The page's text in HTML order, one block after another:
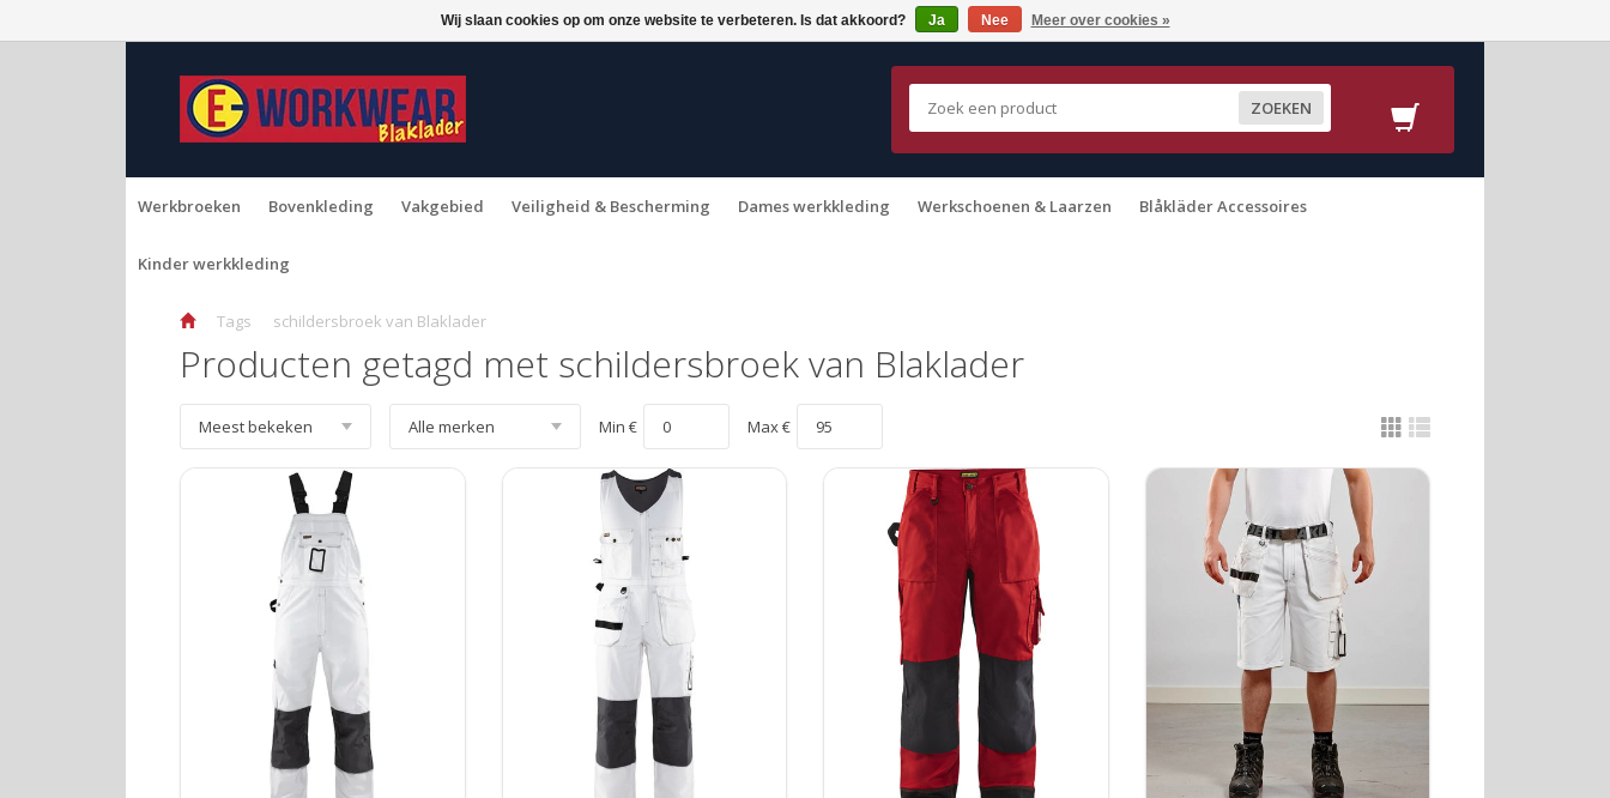
ZOEKEN
Werkbroeken Bovenkleding Vakgebied Veiligheid & Bescherming Dames werkkleding Werkschoenen & Laarzen Blåkläder Accessoires
Kinder werkkleding
Tags schildersbroek van Blaklader
Producten getagd met schildersbroek van Blaklader
Min € Max €
Wij slaan cookies op om onze website te verbeteren. Is dat akkoord? Ja Nee Meer over cookies »